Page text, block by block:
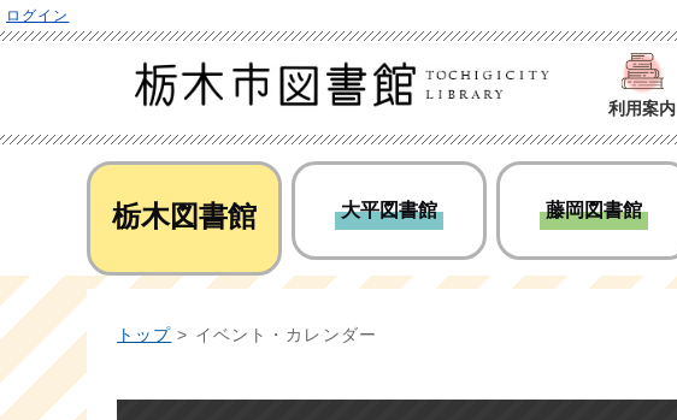
ログイン
利用案内
栃木図書館 大平図書館 藤岡図書館
トップ > イベント・カレンダー